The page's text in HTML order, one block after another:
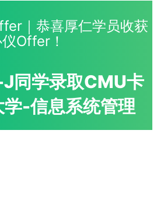
｜恭喜厚仁学员收获
Offer！
同学录取CMU卡
学-信息系统管理